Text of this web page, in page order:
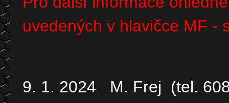
uvedených v hlavičce MF -
9. 1. 2024 M. Frej (tel.